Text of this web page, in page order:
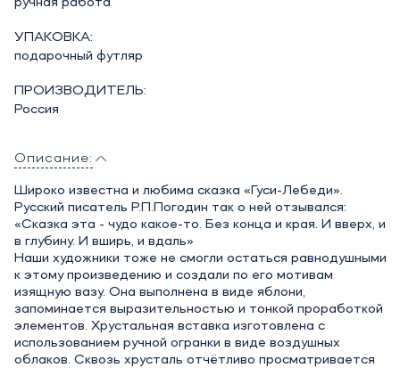
УПАКОВКА:
подарочный футляр
ПРОИЗВОДИТЕЛЬ:
Россия
Описание:
Широко известна и любима сказка «Гуси-Лебеди».
Русский писатель Р.П.Погодин так о ней отзывался:
«Сказка эта - чудо какое-то. Без конца и края. И вверх, и
в глубину. И вширь, и вдаль»
Наши художники тоже не смогли остаться равнодушными
к этому произведению и создали по его мотивам
изящную вазу. Она выполнена в виде яблони,
запоминается выразительностью и тонкой проработкой
элементов. Хрустальная вставка изготовлена с
использованием ручной огранки в виде воздушных
облаков. Сквозь хрусталь отчётливо просматривается